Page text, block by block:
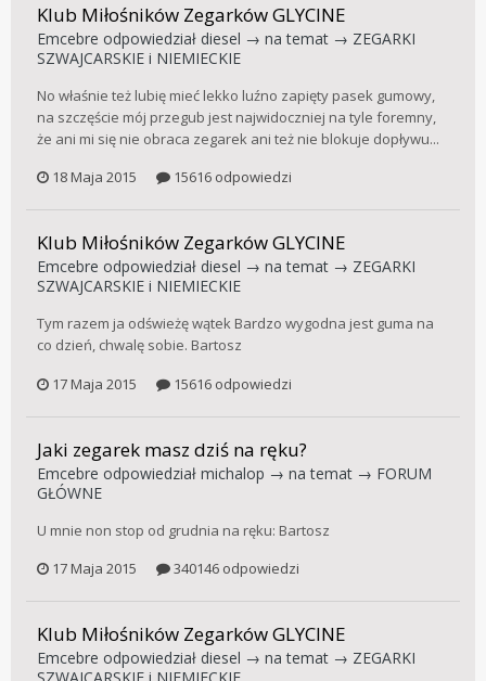
Klub Miłośników Zegarków GLYCINE
Emcebre odpowiedział diesel → na temat → ZEGARKI
SZWAJCARSKIE i NIEMIECKIE
No właśnie też lubię mieć lekko luźno zapięty pasek gumowy,
na szczęście mój przegub jest najwidoczniej na tyle foremny,
że ani mi się nie obraca zegarek ani też nie blokuje dopływu...
18 Maja 2015
15616 odpowiedzi
Klub Miłośników Zegarków GLYCINE
Emcebre odpowiedział diesel → na temat → ZEGARKI
SZWAJCARSKIE i NIEMIECKIE
Tym razem ja odświeżę wątek Bardzo wygodna jest guma na
co dzień, chwalę sobie. Bartosz
17 Maja 2015
15616 odpowiedzi
Jaki zegarek masz dziś na ręku?
Emcebre odpowiedział michalop → na temat → FORUM
GŁÓWNE
U mnie non stop od grudnia na ręku: Bartosz
17 Maja 2015
340146 odpowiedzi
Klub Miłośników Zegarków GLYCINE
Emcebre odpowiedział diesel → na temat → ZEGARKI